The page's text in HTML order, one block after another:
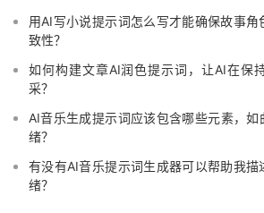
用AI写小说提示词怎么写才能确保故事
致性？
如何构建文章AI润色提示词，让AI在保
采？
AI音乐生成提示词应该包含哪些元素，
绪？
有没有AI音乐提示词生成器可以帮助我
绪？